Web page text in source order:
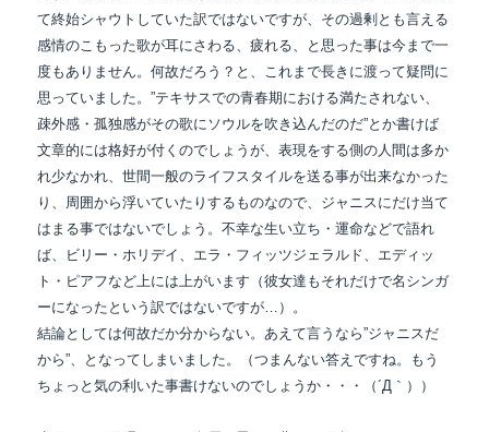
て終始シャウトしていた訳ではないですが、その過剰とも言える
感情のこもった歌が耳にさわる、疲れる、と思った事は今まで一
度もありません。何故だろう？と、 これまで長きに渡って疑問に
思っていました。”テキサスでの青春期における満たされない、
疎外感・孤独感がその歌にソウルを吹き込んだのだ”とか書けば
文章的には格好が付くのでしょうが、表現をする側の人間は多か
れ少なかれ、世間一般のライフスタイルを送る事が出来なかった
り、 周囲から浮いていたりするものなので、ジャニスにだけ当て
はまる事ではないでしょう。不幸な生い立ち・運命などで語れ
ば、ビリー・ホリデイ、エラ・フィッツジェラルド、エディッ
ト・ピアフなど上には上がいます（彼女達もそれだけで名シンガ
ーになったという訳ではないですが…）。
結論としては何故だか分からない。あえて言うなら”ジャニスだ
から”、となってしまいました。
（つまんない答えですね。もう
ちょっと気の利いた事書けないのでしょうか・・・（´Д｀））